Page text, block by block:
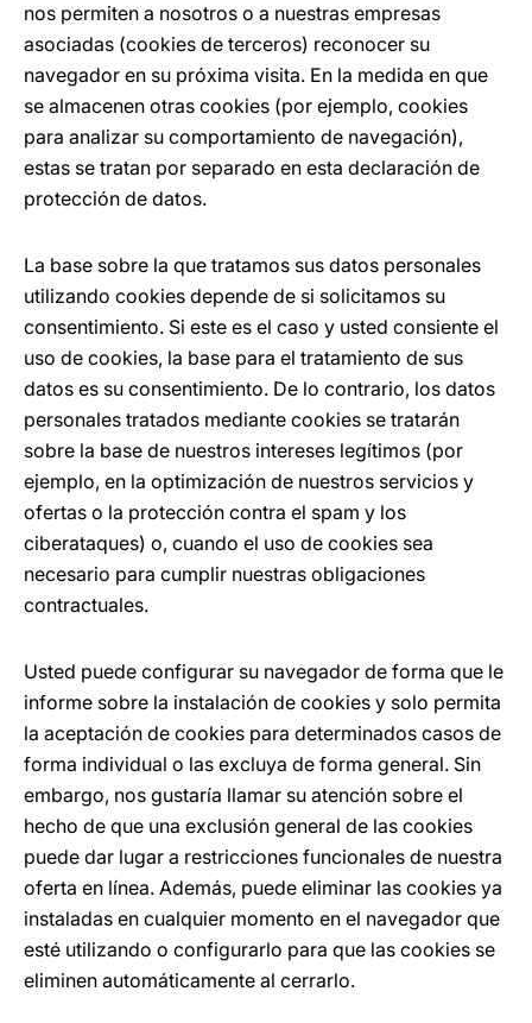
nos permiten a nosotros o a nuestras empresas
asociadas (cookies de terceros) reconocer su
navegador en su próxima visita. En la medida en que
se almacenen otras cookies (por ejemplo, cookies
para analizar su comportamiento de navegación),
estas se tratan por separado en esta declaración de
protección de datos.
La base sobre la que tratamos sus datos personales
utilizando cookies depende de si solicitamos su
consentimiento. Si este es el caso y usted consiente el
uso de cookies, la base para el tratamiento de sus
datos es su consentimiento. De lo contrario, los datos
personales tratados mediante cookies se tratarán
sobre la base de nuestros intereses legítimos (por
ejemplo, en la optimización de nuestros servicios y
ofertas o la protección contra el spam y los
ciberataques) o, cuando el uso de cookies sea
necesario para cumplir nuestras obligaciones
contractuales.
Usted puede configurar su navegador de forma que le
informe sobre la instalación de cookies y solo permita
la aceptación de cookies para determinados casos de
forma individual o las excluya de forma general. Sin
embargo, nos gustaría llamar su atención sobre el
hecho de que una exclusión general de las cookies
puede dar lugar a restricciones funcionales de nuestra
oferta en línea. Además, puede eliminar las cookies ya
instaladas en cualquier momento en el navegador que
esté utilizando o configurarlo para que las cookies se
eliminen automáticamente al cerrarlo.